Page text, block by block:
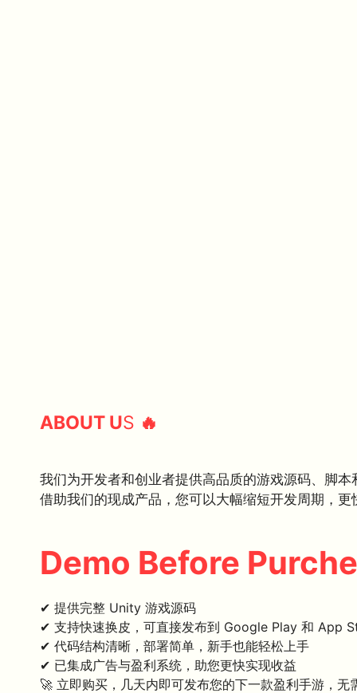
ABOUT US 🔥
我们为开发者和创业者提供高品质的游戏源码、脚
借助我们的现成产品，您可以大幅缩短开发周期，
Demo Before
✔ 提供完整 Unity 游戏源码
✔ 支持快速换皮，可直接发布到 Google Play 和 App
✔ 代码结构清晰，部署简单，新手也能轻松上手
✔ 已集成广告与盈利系统，助您更快实现收益
🚀 立即购买，几天内即可发布您的下一款盈利手游，无